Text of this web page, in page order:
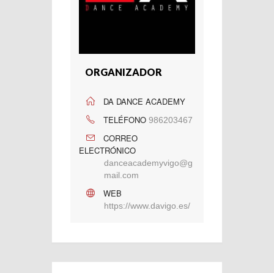
ORGANIZADOR
DA DANCE ACADEMY
TELÉFONO 986203467
CORREO
ELECTRÓNICO
danceacademyvigo@g
mail.com
WEB
https://www.davigo.es/